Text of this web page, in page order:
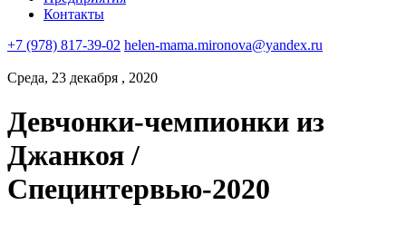
Контакты
+7 (978) 817-39-02 helen-mama.mironova@yandex.ru
Среда, 23 декабря , 2020
Девчонки-чемпионки из
Джанкоя /
Специнтервью-2020